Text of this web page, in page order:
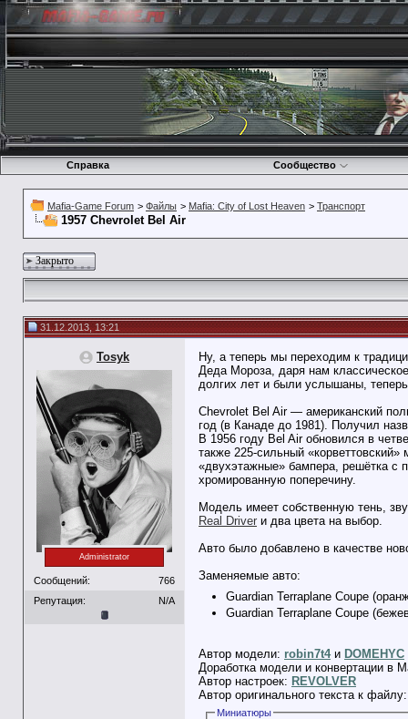
Справка Сообщество
Mafia-Game Forum > Файлы > Mafia: City of Lost Heaven > Транспорт
1957 Chevrolet Bel Air
Закрыто
31.12.2013, 13:21
Tosyk
Administrator
Сообщений:
766
Репутация:
N/A
Ну, а теперь мы переходим к
Деда Мороза, даря нам
долгих лет и были услышаны,
Chevrolet Bel Air — американский
год (в Канаде до 1981). Получил
В 1956 году Bel Air обновился в
также 225-сильный
«двухэтажные» бампера, решётка с
хромированную поперечину.
Модель имеет собственную тень,
Real Driver и два цвета на выбор.
Авто было добавлено в качестве
Заменяемые авто:
Guardian Terraplane Coupe
Guardian Terraplane Coupe
Автор модели: robin7t4и DOMEHYC
Доработка модели и конвертации в
Автор настроек: REVOLVER
Автор оригинального текста к
Миниатюры